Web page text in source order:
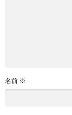
名前 ※